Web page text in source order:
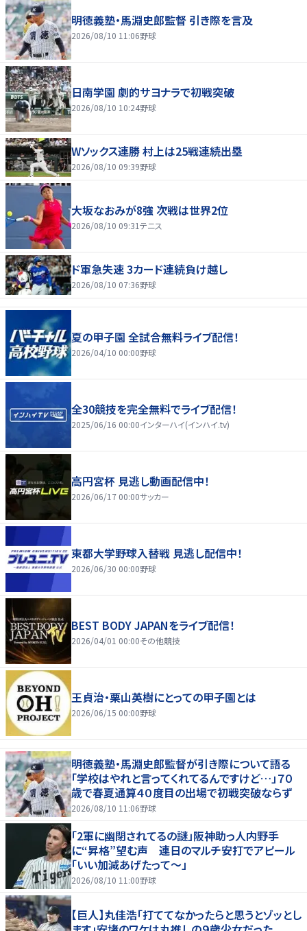
明徳義塾・馬淵史郎監督 引き際を言及
2026/08/10 11:06野球
日南学園 劇的サヨナラで初戦突破
2026/08/10 10:24野球
Wソックス連勝 村上は25戦連続出塁
2026/08/10 09:39野球
大坂なおみが8強 次戦は世界2位
2026/08/10 09:31テニス
ド軍急失速 3カード連続負け越し
2026/08/10 07:36野球
夏の甲子園 全試合無料ライブ配信！
2026/04/10 00:00野球
全30競技を完全無料でライブ配信！
2025/06/16 00:00インターハイ(インハイ.tv)
高円宮杯 見逃し動画配信中！
2026/06/17 00:00サッカー
東都大学野球入替戦 見逃し配信中！
2026/06/30 00:00野球
BEST BODY JAPANをライブ配信！
2026/04/01 00:00その他競技
王貞治・栗山英樹にとっての甲子園とは
2026/06/15 00:00野球
明徳義塾・馬淵史郎監督が引き際について語る
「学校はやれと言ってくれてるんですけど…」７０
歳で春夏通算４０度目の出場で初戦突破ならず
2026/08/10 11:06野球
「2軍に幽閉されてるの謎」阪神助っ人内野手
に“昇格”望む声 連日のマルチ安打でアピール
「いい加減あげたって〜」
2026/08/10 11:00野球
【巨人】丸佳浩「打ててなかったらと思うとゾッとし